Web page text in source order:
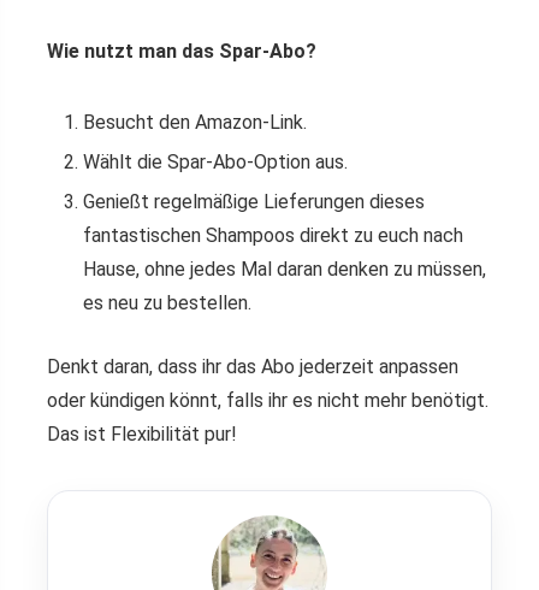
Wie nutzt man das Spar-Abo?
Besucht den Amazon-Link.
Wählt die Spar-Abo-Option aus.
Genießt regelmäßige Lieferungen dieses
fantastischen Shampoos direkt zu euch nach
Hause, ohne jedes Mal daran denken zu müssen,
es neu zu bestellen.
Denkt daran, dass ihr das Abo jederzeit anpassen
oder kündigen könnt, falls ihr es nicht mehr benötigt.
Das ist Flexibilität pur!